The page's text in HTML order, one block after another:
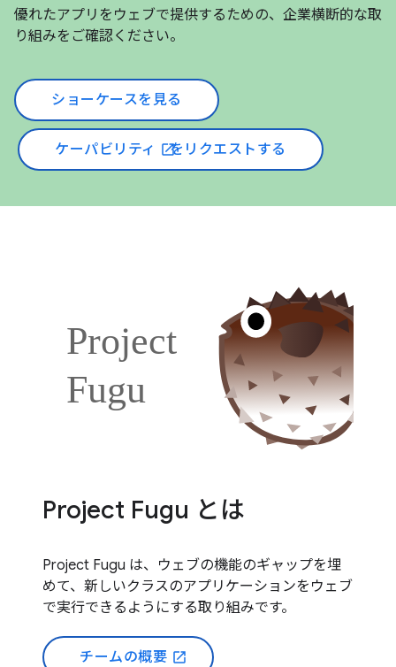
優れたアプリをウェブで提供するための、企業横断的な取
り組みをご確認ください。
ショーケースを見る
ケーパビリティ open_in_new
をリクエストする
Project Fugu とは
Project Fugu は、ウェブの機能のギャップを埋
めて、新しいクラスのアプリケーションをウェブ
で実行できるようにする取り組みです。
チームの概要 open_in_new